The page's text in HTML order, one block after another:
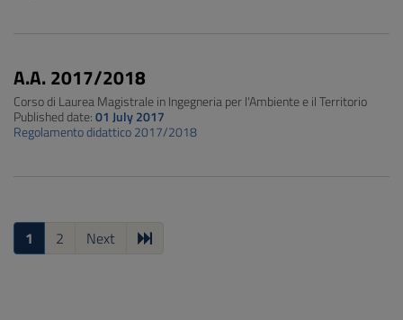
A.A. 2017/2018
Corso di Laurea Magistrale in Ingegneria per l'Ambiente e il Territorio
Published date:01 July 2017
Regolamento didattico 2017/2018
1 2 Next